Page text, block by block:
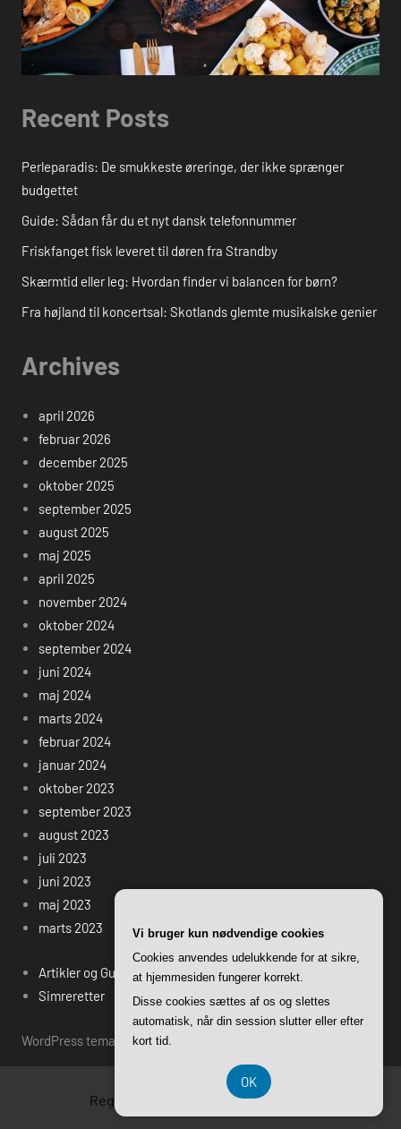
Recent Posts
Perleparadis: De smukkeste øreringe, der ikke sprænger
budgettet
Guide: Sådan får du et nyt dansk telefonnummer
Friskfanget fisk leveret til døren fra Strandby
Skærmtid eller leg: Hvordan finder vi balancen for børn?
Fra højland til koncertsal: Skotlands glemte musikalske genier
Archives
april 2026
februar 2026
december 2025
oktober 2025
september 2025
august 2025
maj 2025
april 2025
november 2024
oktober 2024
september 2024
juni 2024
maj 2024
marts 2024
februar 2024
januar 2024
oktober 2023
september 2023
august 2023
juli 2023
juni 2023
maj 2023
marts 2023
Artikler og Guides på lammekoelle.dk
Simreretter
WordPress tema: Harrison by ThemeZee.
Registreringsnummer DK3740 7739
Vi bruger kun nødvendige cookies
Cookies anvendes udelukkende for at sikre,
at hjemmesiden fungerer korrekt.
Disse cookies sættes af os og slettes
automatisk, når din session slutter eller efter
kort tid.
OK